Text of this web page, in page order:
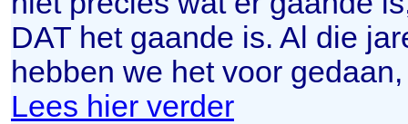
DAT het gaande is. Al die
hebben we het voor
Lees hier verder